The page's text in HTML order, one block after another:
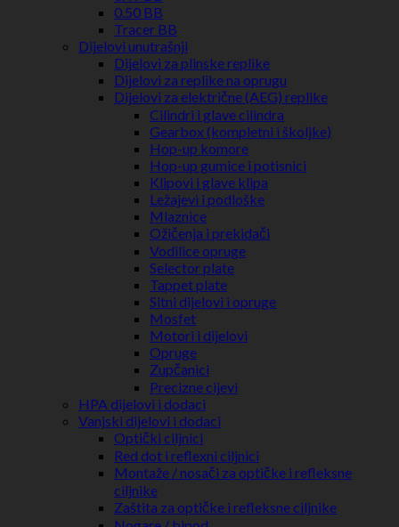
0.50 BB
Tracer BB
Dijelovi unutrašnji
Dijelovi za plinske replike
Dijelovi za replike na oprugu
Dijelovi za električne (AEG) replike
Cilindri i glave cilindra
Gearbox (kompletni i školjke)
Hop-up komore
Hop-up gumice i potisnici
Klipovi i glave klipa
Ležajevi i podloške
Mlaznice
Ožičenja i prekidači
Vodilice opruge
Selector plate
Tappet plate
Sitni dijelovi i opruge
Mosfet
Motori i dijelovi
Opruge
Zupčanici
Precizne cijevi
HPA dijelovi i dodaci
Vanjski dijelovi i dodaci
Optički ciljnici
Red dot i reflexni ciljnici
Montaže / nosači za optičke i refleksne
ciljnike
Zaštita za optičke i refleksne ciljnike